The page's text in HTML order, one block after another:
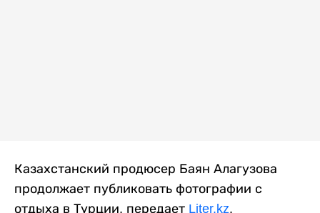
Казахстанский продюсер Баян Алагузова
продолжает публиковать фотографии с
отдыха в Турции, передает Liter.kz.